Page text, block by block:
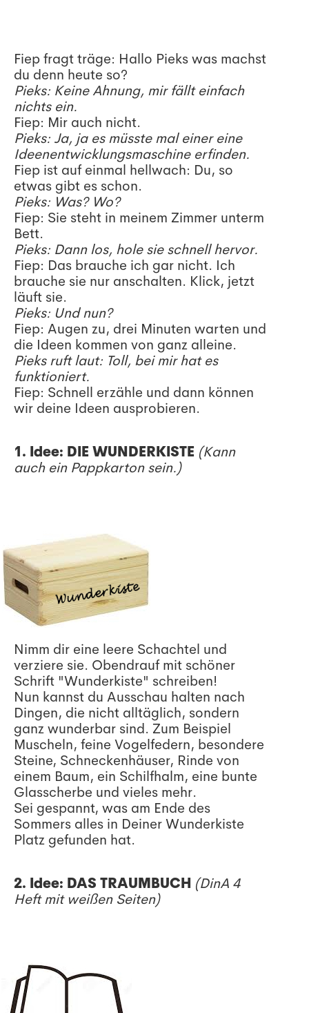
Fiep fragt träge: Hallo Pieks was machst
du denn heute so?
Pieks: Keine Ahnung, mir fällt einfach
nichts ein.
Fiep: Mir auch nicht.
Pieks: Ja, ja es müsste mal einer eine
Ideenentwicklungsmaschine erfinden.
Fiep ist auf einmal hellwach: Du, so
etwas gibt es schon.
Pieks: Was? Wo?
Fiep: Sie steht in meinem Zimmer unterm
Bett.
Pieks: Dann los, hole sie schnell hervor.
Fiep: Das brauche ich gar nicht. Ich
brauche sie nur anschalten. Klick, jetzt
läuft sie.
Pieks: Und nun?
Fiep: Augen zu, drei Minuten warten und
die Ideen kommen von ganz alleine.
Pieks ruft laut: Toll, bei mir hat es
funktioniert.
Fiep: Schnell erzähle und dann können
wir deine Ideen ausprobieren.
1. Idee: DIE WUNDERKISTE (Kann
auch ein Pappkarton sein.)
Nimm dir eine leere Schachtel und
verziere sie. Obendrauf mit schöner
Schrift "Wunderkiste" schreiben!
Nun kannst du Ausschau halten nach
Dingen, die nicht alltäglich, sondern
ganz wunderbar sind. Zum Beispiel
Muscheln, feine Vogelfedern, besondere
Steine, Schneckenhäuser, Rinde von
einem Baum, ein Schilfhalm, eine bunte
Glasscherbe und vieles mehr.
Sei gespannt, was am Ende des
Sommers alles in Deiner Wunderkiste
Platz gefunden hat.
2. Idee: DAS TRAUMBUCH (DinA 4
Heft mit weißen Seiten)